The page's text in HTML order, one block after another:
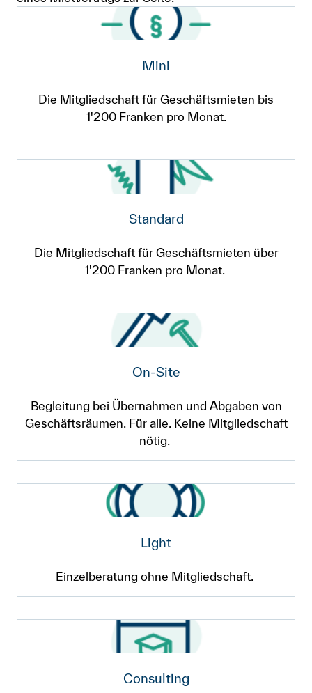
Mini
Die Mitgliedschaft für Geschäftsmieten bis
1'200 Franken pro Monat.
Standard
Die Mitgliedschaft für Geschäftsmieten über
1'200 Franken pro Monat.
On-Site
Begleitung bei Übernahmen und Abgaben von
Geschäftsräumen. Für alle. Keine Mitgliedschaft
nötig.
Light
Einzelberatung ohne Mitgliedschaft.
Consulting